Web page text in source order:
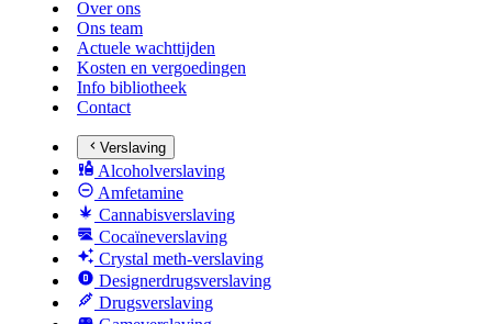
Over ons
Ons team
Actuele wachttijden
Kosten en vergoedingen
Info bibliotheek
Contact
Verslaving
Alcoholverslaving
Amfetamine
Cannabisverslaving
Cocaïneverslaving
Crystal meth-verslaving
Designerdrugsverslaving
Drugsverslaving